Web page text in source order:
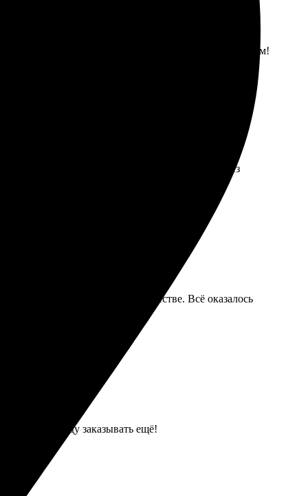
всё пришло в целости. Очень доволен результатом!
и яркие. Доставка в указанное место без
снимки в отличном качестве. Всё оказалось
Буду заказывать ещё!